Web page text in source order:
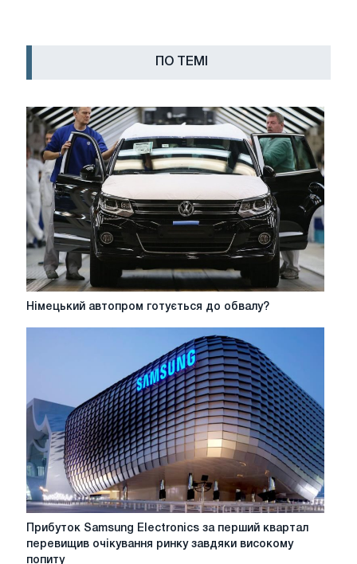
ПО ТЕМІ
Німецький
Німецький автопром готується до обвалу?
Прибуток
Samsung
Прибуток Samsung Electronics за перший квартал
перевищив очікування ринку завдяки високому
попиту